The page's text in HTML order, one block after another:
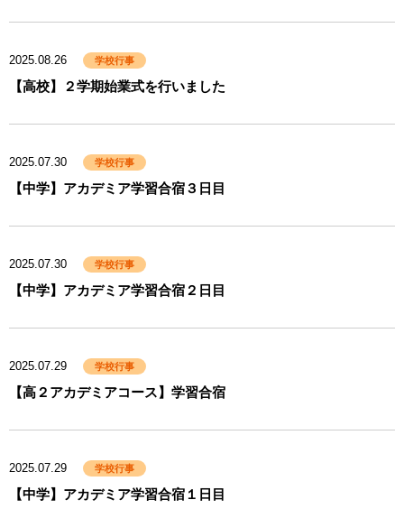
2025.08.26 学校行事
【高校】２学期始業式を行いました
2025.07.30 学校行事
【中学】アカデミア学習合宿３日目
2025.07.30 学校行事
【中学】アカデミア学習合宿２日目
2025.07.29 学校行事
【高２アカデミアコース】学習合宿
2025.07.29 学校行事
【中学】アカデミア学習合宿１日目